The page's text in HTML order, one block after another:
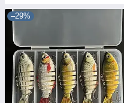
–29%